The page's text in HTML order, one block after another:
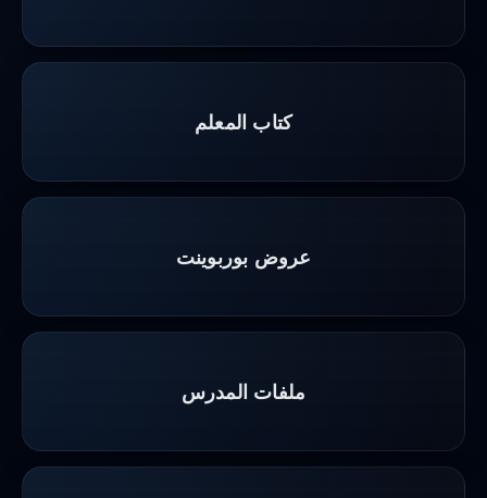
كتاب المعلم
عروض بوربوينت
ملفات المدرس